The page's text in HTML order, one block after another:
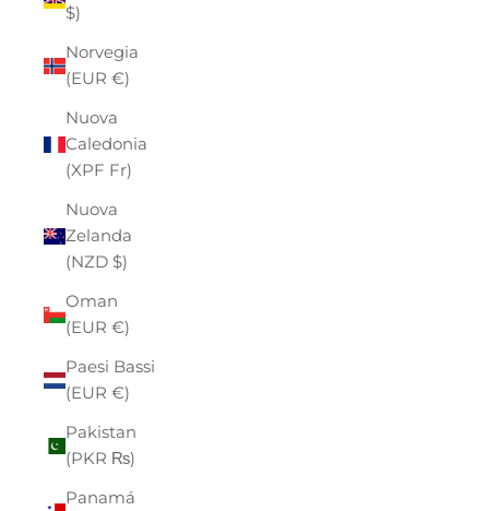
$)
Norvegia
(EUR €)
Nuova
Caledonia
(XPF Fr)
Nuova
Zelanda
(NZD $)
Oman
(EUR €)
Paesi Bassi
(EUR €)
Pakistan
(PKR ₨)
Panamá